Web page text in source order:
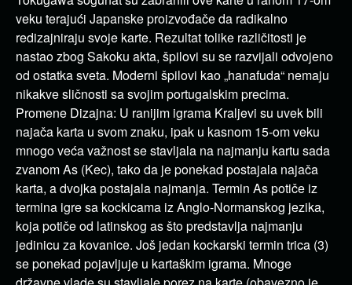
veku terajući Japanske proizvođače da radikalno
redizajniraju svoje karte. Rezultat tolike različitosti je
nastao zbog Sakoku akta, špilovi su se razvijali odvojeno
od ostatka sveta. Moderni špilovi kao „hanafuda“ nemaju
nikakve sličnosti sa svojim portugalskim precima.
Promene Dizajna: U ranijim igrama Kraljevi su uvek bili
najača karta u svom znaku, ipak u kasnom 15-om veku
mnogo veća važnost se stavljala na najmanju kartu sada
zvanom As (Kec), tako da je ponekad postajala najača
karta, a dvojka postajala najmanja. Termin As potiče iz
termina igre sa kockicama iz Anglo-Normanskog jezika,
koja potiče od latinskog as što predstavlja najmanju
jedinicu za kovanice. Još jedan kockarski termin trica (3)
se ponekad pojavljuje u kartaškim igrama. Mnoge